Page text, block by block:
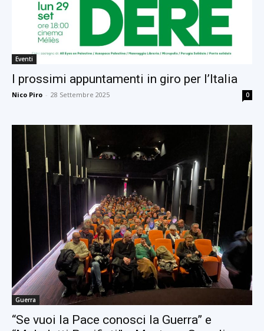
Eventi
I prossimi appuntamenti in giro per l’Italia
Nico Piro - 28 Settembre 2025 0
Guerra
“Se vuoi la Pace conosci la Guerra” e